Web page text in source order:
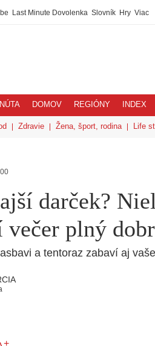
Last Minute Dovolenka Slovník Hry Viac
DOMOV REGIÓNY INDEX
Zdravie Žena, šport, rodina Life
darček?
večer plný
a tentoraz zabaví aj
+